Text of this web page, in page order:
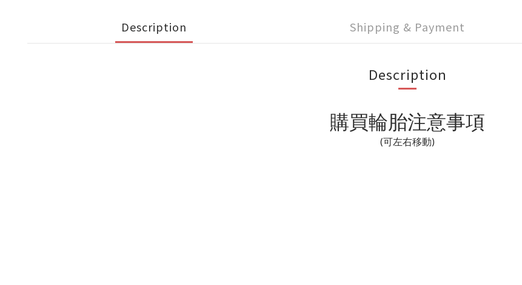
Description Shipping & Payment
Description
購買輪胎注意事項
(可左右移動)